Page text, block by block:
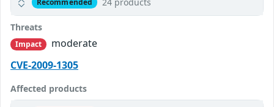
Threats
Impact
moderate
CVE-2009-1305
Affected products